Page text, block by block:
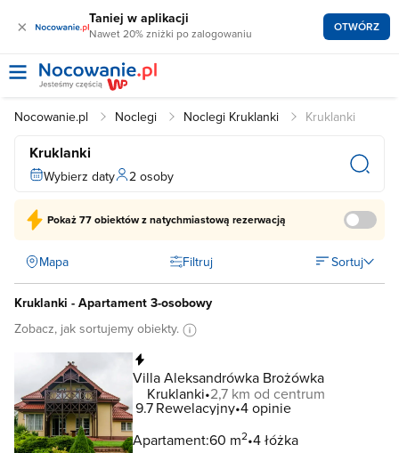
× Taniej w aplikacji
Nawet 20% zniżki po zalogowaniu OTWÓRZ
Nocowanie.pl Noclegi Noclegi Kruklanki Kruklanki
Kruklanki
Wybierz daty 2 osoby
Pokaż77 obiektówz natychmiastową rezerwacją
Mapa Filtruj Sortuj
Kruklanki - Apartament 3-osobowy
Zobacz, jak sortujemy obiekty.
Villa Aleksandrówka Brożówka
Kruklanki 2,7 km od centrum
9.7Rewelacyjny 4 opinie
Apartament:60 m2 4 łóżka